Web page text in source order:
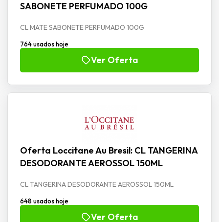
SABONETE PERFUMADO 100G
CL MATE SABONETE PERFUMADO 100G
764 usados hoje
Ver Oferta
Oferta Loccitane Au Bresil: CL TANGERINA
DESODORANTE AEROSSOL 150ML
CL TANGERINA DESODORANTE AEROSSOL 150ML
648 usados hoje
Ver Oferta